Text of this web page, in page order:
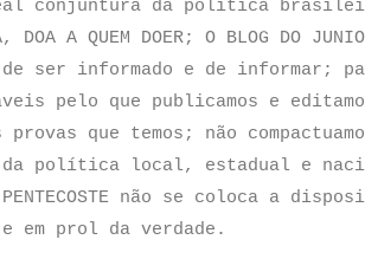
real conjuntura da política
DOA A QUEM DOER; O BLOG DO
ser informado e de informar;
pelo que publicamos e
que temos; não
da política local, estadual e
PENTECOSTE não se coloca a
em prol da verdade.